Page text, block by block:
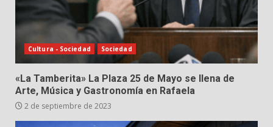
Cultura - Sociedad Sociedad
«La Tamberita» La Plaza 25 de Mayo se llena de
Arte, Música y Gastronomía en Rafaela
2 de septiembre de 2023